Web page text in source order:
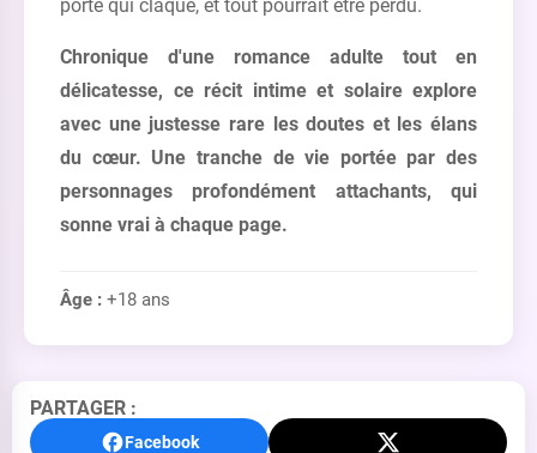
porte qui claque, et tout pourrait être perdu.
Chronique d'une romance adulte tout en
délicatesse, ce récit intime et solaire explore
avec une justesse rare les doutes et les élans
du cœur. Une tranche de vie portée par des
personnages profondément attachants, qui
sonne vrai à chaque page.
Âge : +18 ans
PARTAGER :
Facebook